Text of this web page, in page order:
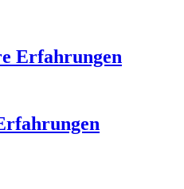
Erfahrungen